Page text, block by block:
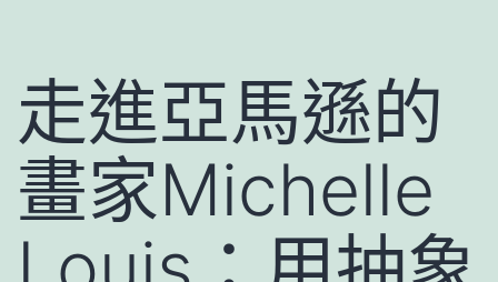
走進亞馬遜的
畫家Michelle